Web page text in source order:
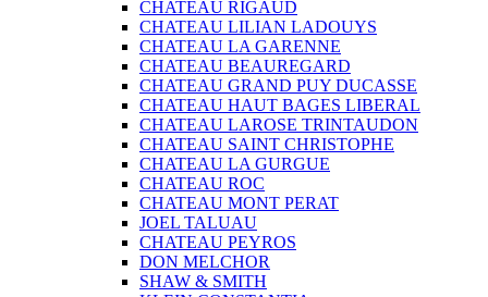
CHATEAU RIGAUD
CHATEAU LILIAN LADOUYS
CHATEAU LA GARENNE
CHATEAU BEAUREGARD
CHATEAU GRAND PUY DUCASSE
CHATEAU HAUT BAGES LIBERAL
CHATEAU LAROSE TRINTAUDON
CHATEAU SAINT CHRISTOPHE
CHATEAU LA GURGUE
CHATEAU ROC
CHATEAU MONT PERAT
JOEL TALUAU
CHATEAU PEYROS
DON MELCHOR
SHAW & SMITH